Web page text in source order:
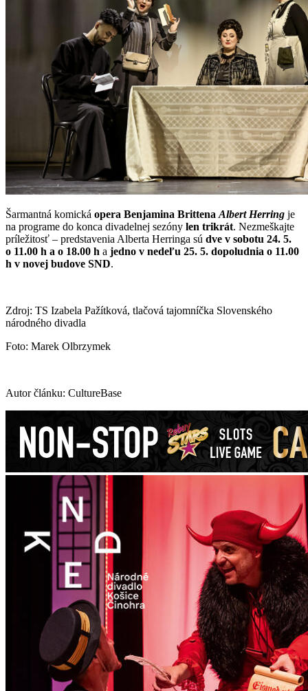
Šarmantná komická opera Benjamina Brittena Albert Herring je
na programe do konca divadelnej sezóny len trikrát. Nezmeškajte
príležitosť – predstavenia Alberta Herringa sú dve v sobotu 24. 5.
o 11.00 h a o 18.00 h a jedno v nedeľu 25. 5. dopoludnia o 11.00
h v novej budove SND.
Zdroj: TS Izabela Pažítková, tlačová tajomníčka Slovenského
národného divadla
Foto: Marek Olbrzymek
Autor článku: CultureBase